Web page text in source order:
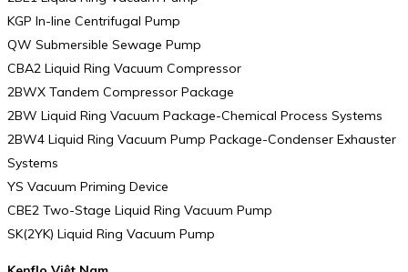
KGP In-line Centrifugal Pump
QW Submersible Sewage Pump
CBA2 Liquid Ring Vacuum Compressor
2BWX Tandem Compressor Package
2BW Liquid Ring Vacuum Package-Chemical Process Systems
2BW4 Liquid Ring Vacuum Pump Package-Condenser Exhauster
Systems
YS Vacuum Priming Device
CBE2 Two-Stage Liquid Ring Vacuum Pump
SK(2YK) Liquid Ring Vacuum Pump